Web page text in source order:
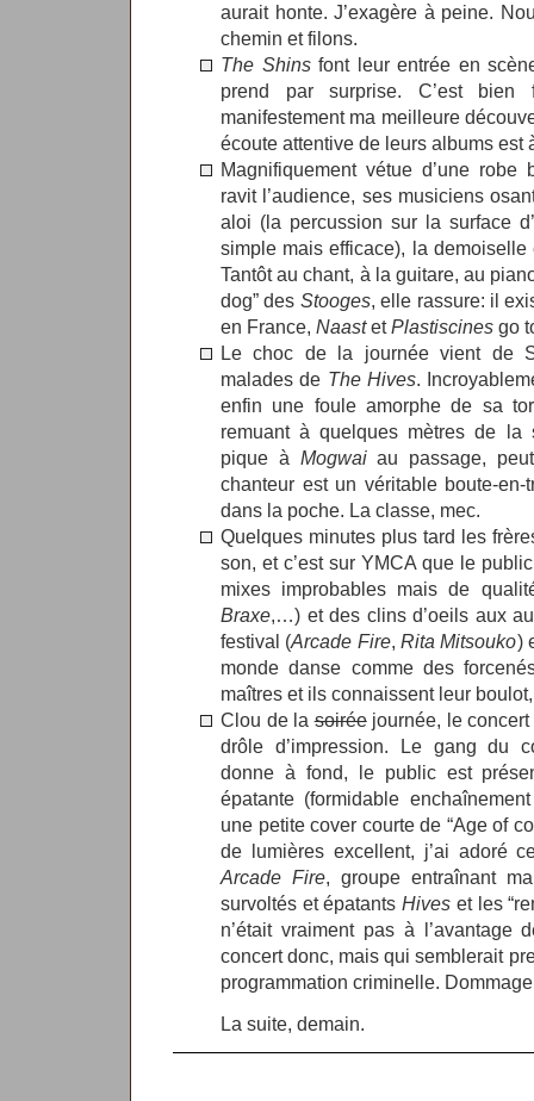
aurait honte. J’exagère à peine.
chemin et filons.
The Shinsfont leur entrée en
prend par surprise. C’est bien
manifestement ma meilleure
écoute attentive de leurs albums est
Magnifiquement vétue d’une
ravit l’audience, ses musiciens
aloi (la percussion sur la surface
simple mais efficace), la
Tantôt au chant, à la guitare, au
dog” des Stooges, elle rassure: il
en France, NaastetPlastiscines go
Le choc de la journée vient de
malades de The Hives.
enfin une foule amorphe de sa
remuant à quelques mètres de la
pique à Mogwaiau passage,
chanteur est un véritable boute-
dans la poche. La classe, mec.
Quelques minutes plus tard les
son, et c’est sur YMCA que le
mixes improbables mais de
Braxe,…) et des clins d’oeils aux
festival (Arcade Fire,Rita Mitsouko)
monde danse comme des
maîtres et ils connaissent leur
Clou de lasoiréejournée, le concert
drôle d’impression. Le gang du
donne à fond, le public est
épatante (formidable
une petite cover courte de “Age of
de lumières excellent, j’ai adoré
Arcade Fire, groupe entraînant
survoltés et épatantsHives et les
n’était vraiment pas à l’avantage
concert donc, mais qui semblerait
programmation criminelle.
La suite, demain.